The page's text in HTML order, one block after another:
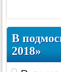
В
2018»